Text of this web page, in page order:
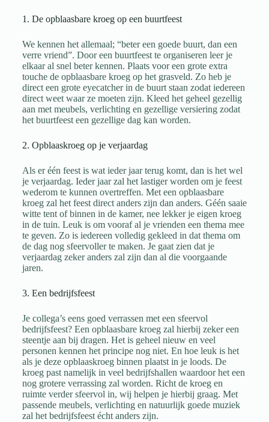
1. De opblaasbare kroeg op een buurtfeest
We kennen het allemaal; “beter een goede buurt, dan een
verre vriend”. Door een buurtfeest te organiseren leer je
elkaar al snel beter kennen. Plaats voor een grote extra
touche de opblaasbare kroeg op het grasveld. Zo heb je
direct een grote eyecatcher in de buurt staan zodat iedereen
direct weet waar ze moeten zijn. Kleed het geheel gezellig
aan met meubels, verlichting en gezellige versiering zodat
het buurtfeest een gezellige dag kan worden.
2. Opblaaskroeg op je verjaardag
Als er één feest is wat ieder jaar terug komt, dan is het wel
je verjaardag. Ieder jaar zal het lastiger worden om je feest
wederom te kunnen overtreffen. Met een opblaasbare
kroeg zal het feest direct anders zijn dan anders. Géén saaie
witte tent of binnen in de kamer, nee lekker je eigen kroeg
in de tuin. Leuk is om vooraf al je vrienden een thema mee
te geven. Zo is iedereen volledig gekleed in dat thema om
de dag nog sfeervoller te maken. Je gaat zien dat je
verjaardag zeker anders zal zijn dan al die voorgaande
jaren.
3. Een bedrijfsfeest
Je collega’s eens goed verrassen met een sfeervol
bedrijfsfeest? Een opblaasbare kroeg zal hierbij zeker een
steentje aan bij dragen. Het is geheel nieuw en veel
personen kennen het principe nog niet. En hoe leuk is het
als je deze opblaaskroeg binnen plaatst in je loods. De
kroeg past namelijk in veel bedrijfshallen waardoor het een
nog grotere verrassing zal worden. Richt de kroeg en
ruimte verder sfeervol in, wij helpen je hierbij graag. Met
passende meubels, verlichting en natuurlijk goede muziek
zal het bedrijfsfeest écht anders zijn.